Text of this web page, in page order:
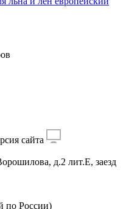
сайта
д.2 лит.Е, заезд
по России)